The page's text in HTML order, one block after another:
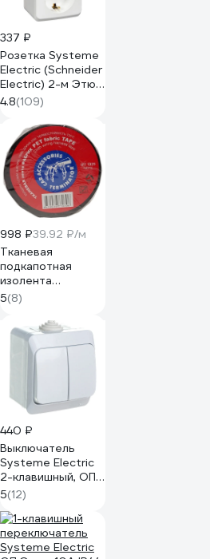
337 ₽
Розетка Systeme
Electric (Schneider
Electric) 2-м Этюд,
16 А, с
заземлением,
белый PA16-007B
4.8(109)
998 ₽39.92 ₽/м
Тканевая
подкапотная
изолента
Terminator Izt
1925 fabric, 19мм х
25м, толщина
0,25мм 2000832
5(8)
440 ₽
Выключатель
Systeme Electric
2-клавишный, ОП
Этюд 10А IP44
белый SchE BA10-
042B
5(12)